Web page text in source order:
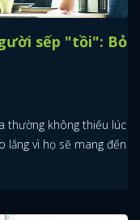
sếp "tồi": Bỏ
thường không thiếu lúc
lắng vì họ sẽ mang đến